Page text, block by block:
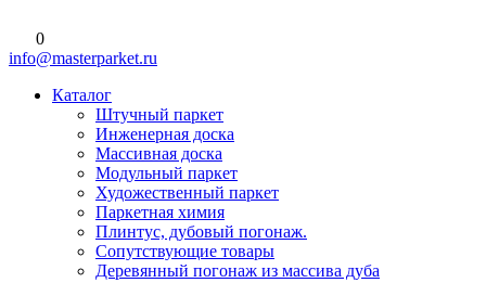
0
info@masterparket.ru
Каталог
Штучный паркет
Инженерная доска
Массивная доска
Модульный паркет
Художественный паркет
Паркетная химия
Плинтус, дубовый погонаж.
Сопутствующие товары
Деревянный погонаж из массива дуба